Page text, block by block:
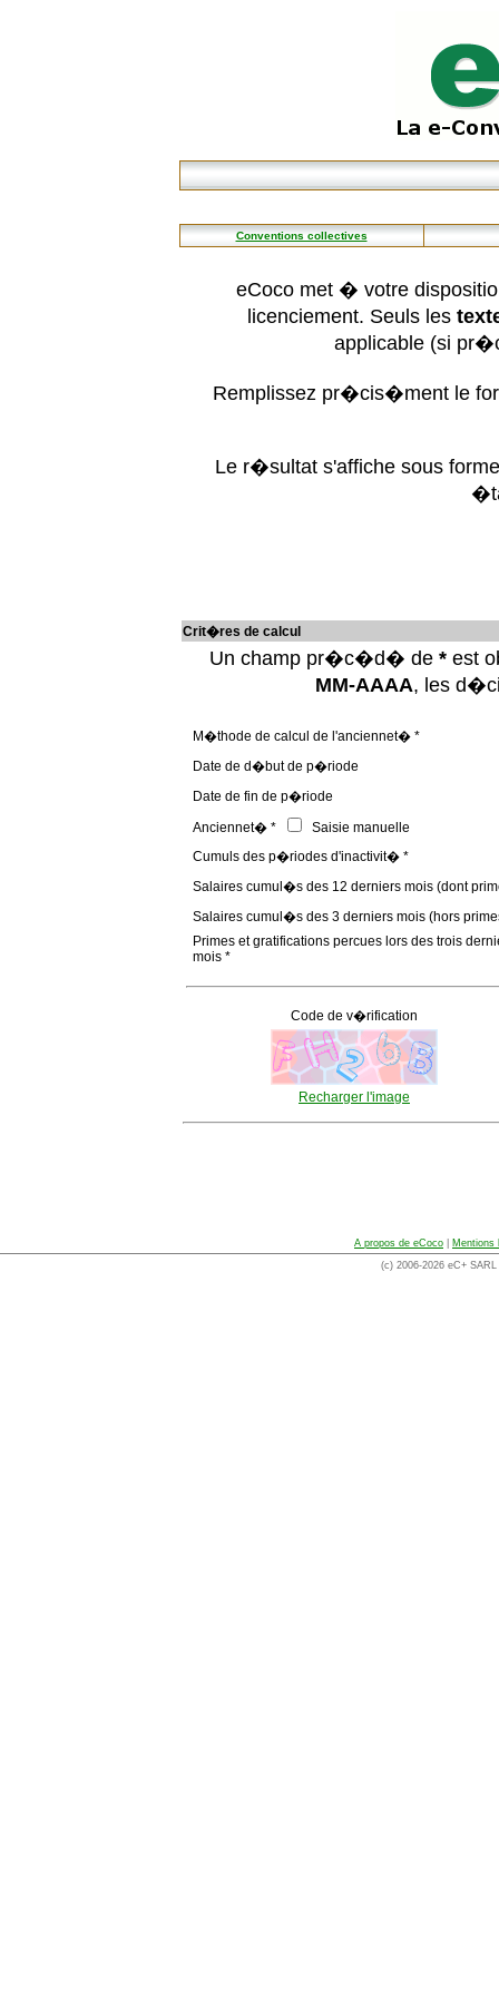
Conventions collectives
eCoco met � votre
licenciement. Seuls les
applicable (si
Remplissez pr�cis�ment le
Le r�sultat s'affiche sous
Crit�res de calcul
Un champ pr�c�d� de * est
MM-AAAA, les
M�thode de calcul de l'anciennet� *
Date de d�but de p�riode
Date de fin de p�riode
Anciennet� *
Saisie manuelle
Cumuls des p�riodes d'inactivit� *
Salaires cumul�s des 12 derniers mois (dont
Salaires cumul�s des 3 derniers mois (hors
Primes et gratifications percues lors des trois
mois *
Code de v�rification
Recharger l'image
A propos de eCoco
Mentions
(c) 2006-2026 eC+